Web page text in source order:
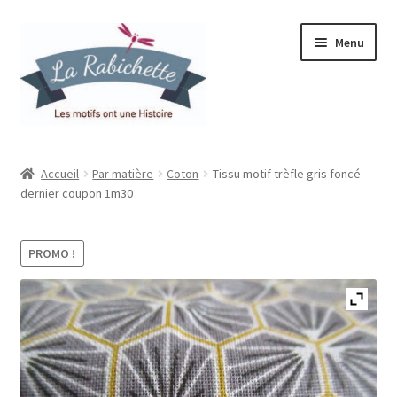
la
navigation
contenu
Menu
Contact
Ma liste de souhaits
Mon espace
Mon compte
Panier
Accueil Par matière Coton
Tissu motif trèfle gris foncé –
dernier coupon 1m30
PROMO !